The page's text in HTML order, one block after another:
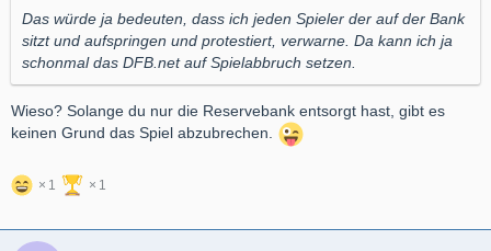
Das würde ja bedeuten, dass ich jeden Spieler der auf der Bank
sitzt und aufspringen und protestiert, verwarne. Da kann ich ja
schonmal das DFB.net auf Spielabbruch setzen.
Wieso? Solange du nur die Reservebank entsorgt hast, gibt es
keinen Grund das Spiel abzubrechen.
1 1